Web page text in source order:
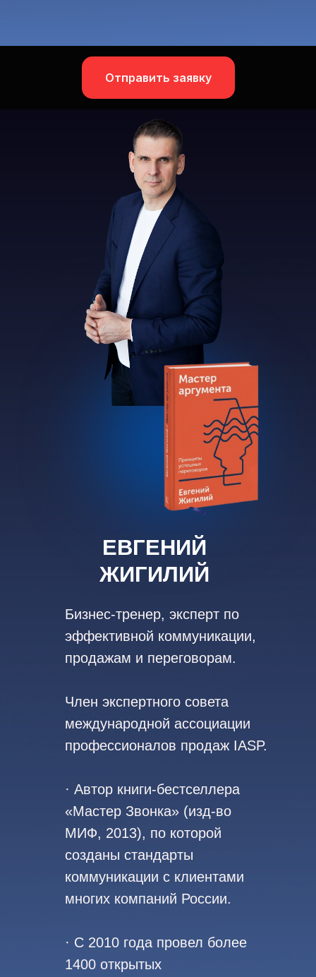
Отправить заявку
ЕВГЕНИЙ
ЖИГИЛИЙ
Бизнес-тренер, эксперт по
эффективной коммуникации,
продажам и переговорам.
Член экспертного совета
международной ассоциации
профессионалов продаж IASP.
· Автор книги-бестселлера
«Мастер Звонка» (изд-во
МИФ, 2013), по которой
созданы стандарты
коммуникации с клиентами
многих компаний России.
· С 2010 года провел более
1400 открытых